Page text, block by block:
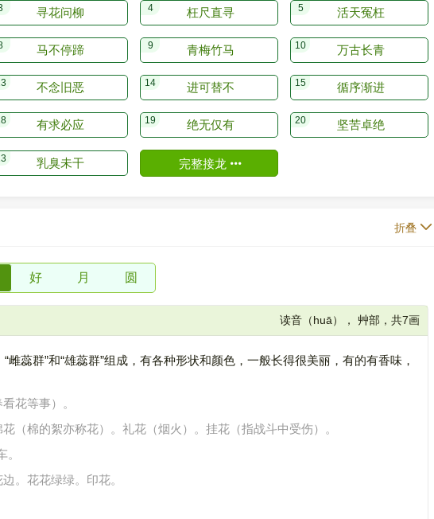
寻花问柳 枉尺直寻 活天冤枉
马不停蹄 青梅竹马 万古长青
不念旧恶 进可替不 循序渐进
有求必应 绝无仅有 坚苦卓绝
乳臭未干 完整接龙
折叠
好 月 圆
读音（huā）， 艸部，共7画
雌蕊群”和“雄蕊群”组成，有各种形状和颜色，一般长得很美丽，有的有香味，
花等事）。
（棉的絮亦称花）。礼花（烟火）。挂花（指战斗中受伤）。
。花花绿绿。印花。